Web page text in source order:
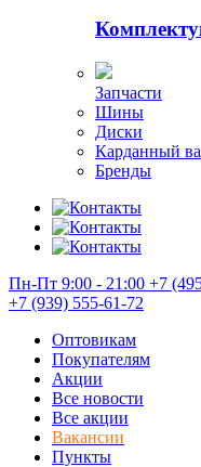
Запчасти
Шины
Диски
Карданный
Бренды
Пн-Пт 9:00 - 21:00 +7
+7 (939) 555-61-72
Оптовикам
Покупателям
Акции
Все новости
Все акции
Вакансии
Пункты